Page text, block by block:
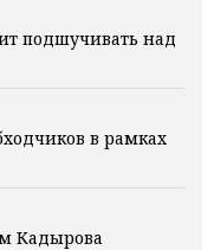
подшучивать над
в рамках
Кадырова